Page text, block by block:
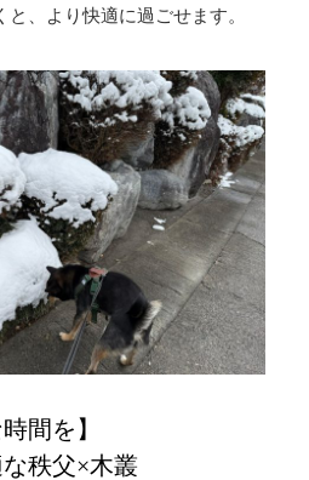
、より快適に過ごせます。
間を】
秩父×木叢